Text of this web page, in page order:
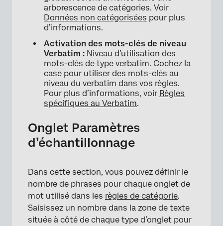
×
arborescence de catégories. Voir
Données non catégorisées pour plus
d’informations.
Activation des mots-clés de niveau
Verbatim : Niveau d’utilisation des
mots-clés de type verbatim. Cochez la
case pour utiliser des mots-clés au
niveau du verbatim dans vos règles.
Pour plus d’informations, voir Règles
spécifiques au Verbatim.
Onglet Paramètres
d’échantillonnage
Dans cette section, vous pouvez définir le
nombre de phrases pour chaque onglet de
mot utilisé dans les règles de catégorie.
Saisissez un nombre dans la zone de texte
située à côté de chaque type d’onglet pour